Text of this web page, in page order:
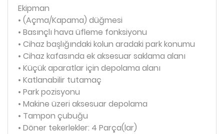
Ekipman
• (Açma/Kapama) düğmesi
• Basınçlı hava üfleme fonksiyonu
• Cihaz başlığındaki kolun aradaki park konumu
• Cihaz kafasında ek aksesuar saklama alanı
• Küçük aparatlar için depolama alanı
• Katlanabilir tutamaç
• Park pozisyonu
• Makine üzeri aksesuar depolama
• Tampon çubuğu
• Döner tekerlekler: 4 Parça(lar)